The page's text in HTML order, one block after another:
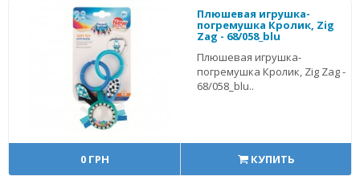
Плюшевая игрушка-
погремушка Кролик, Zig
Zag - 68/058_blu
Плюшевая игрушка-
погремушка Кролик, Zig Zag -
68/058_blu..
0 ГРН КУПИТЬ